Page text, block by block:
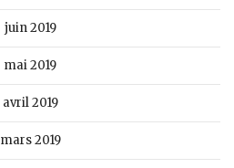
juin 2019
mai 2019
avril 2019
mars 2019